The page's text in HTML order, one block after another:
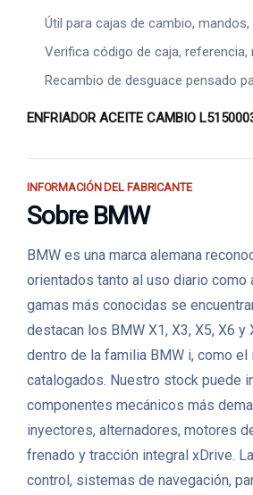
Útil para cajas de cambio,
Verifica código de caja,
Recambio de desguace pensado
ENFRIADOR ACEITE CAMBIO
INFORMACIÓN DEL FABRICANTE
Sobre BMW
BMW es una marca alemana
orientados tanto al uso diario como
gamas más conocidas se
destacan los BMW X1, X3, X5, X6
dentro de la familia BMW i, como
catalogados. Nuestro stock puede
componentes mecánicos más
inyectores, alternadores, motores
frenado y tracción integral xDrive.
control, sistemas de navegación,